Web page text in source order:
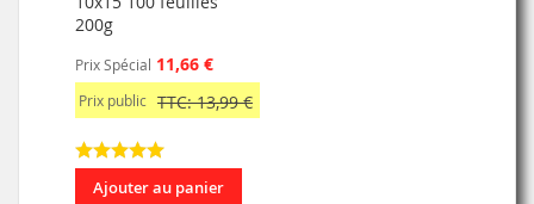
200g
Prix Spécial 11,66 €
Prix public TTC: 13,99 €
Ajouter au panier